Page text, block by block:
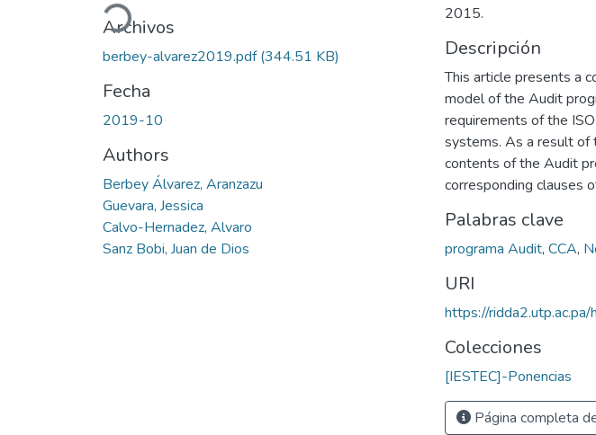
Archivos
berbey-alvarez2019.pdf(344.51 KB)
Fecha
2019-10
Authors
Berbey Álvarez, Aranzazu
Guevara, Jessica
Calvo-Hernadez, Alvaro
Sanz Bobi, Juan de Dios
2015.
Descripción
This article presents a
model of the Audit
requirements of the
systems. As a result of
contents of the Audit
corresponding clauses
Palabras clave
programa Audit, CCA,
URI
https://
Colecciones
[IESTEC]-Ponencias
Página completa